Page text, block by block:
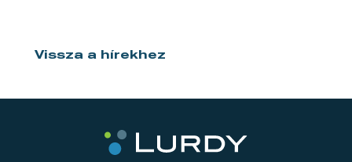
Vissza a hírekhez